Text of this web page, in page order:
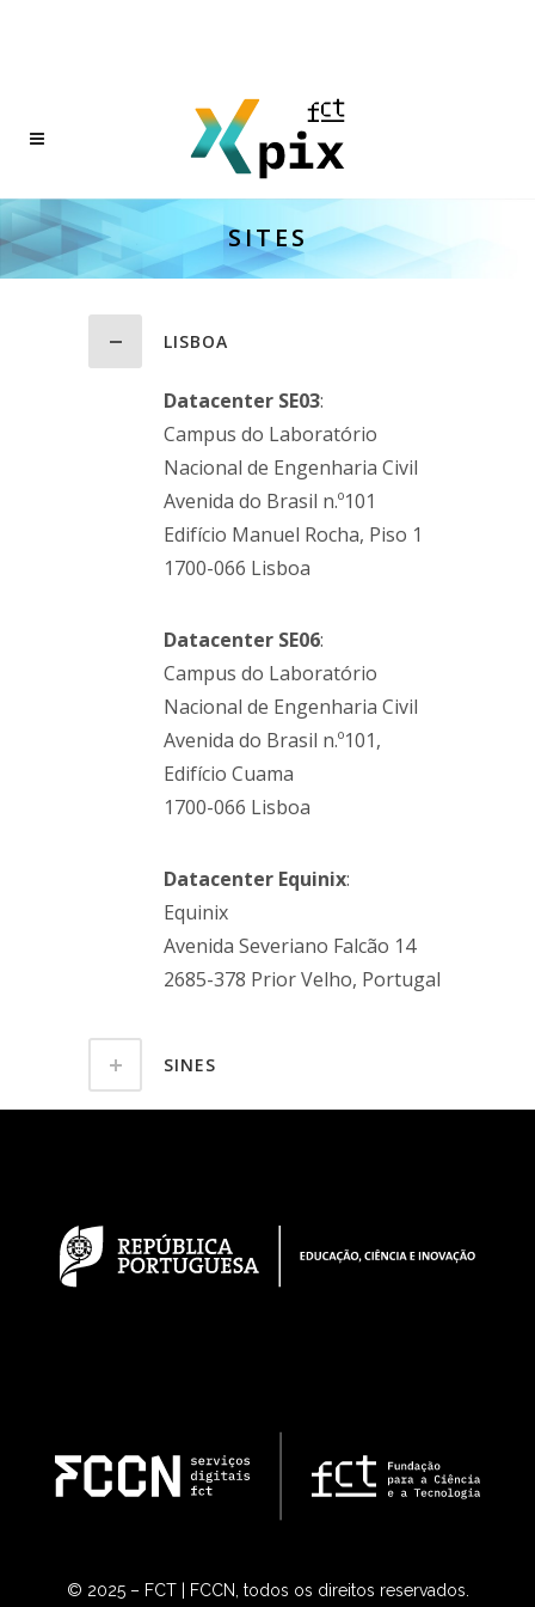
SITES
LISBOA
Datacenter SE03:
Campus do Laboratório
Nacional de Engenharia Civil
Avenida do Brasil n.º101
Edifício Manuel Rocha, Piso 1
1700-066 Lisboa
Datacenter SE06:
Campus do Laboratório
Nacional de Engenharia Civil
Avenida do Brasil n.º101,
Edifício Cuama
1700-066 Lisboa
Datacenter Equinix:
Equinix
Avenida Severiano Falcão 14
2685-378 Prior Velho, Portugal
SINES
© 2025 – FCT | FCCN, todos os direitos reservados.